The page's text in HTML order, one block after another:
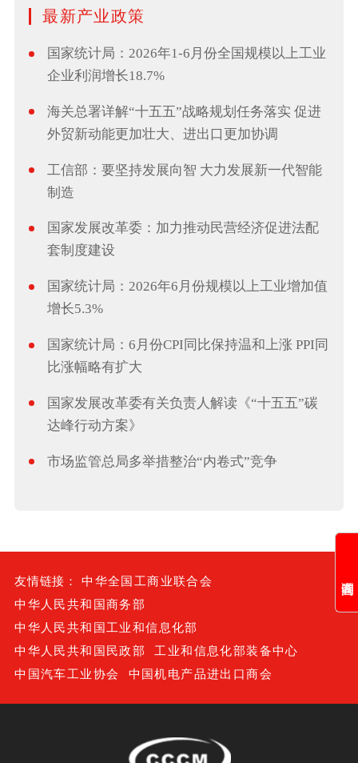
最新产业政策
国家统计局：2026年1-6月份全国规模以上工业
企业利润增长18.7%
海关总署详解“十五五”战略规划任务落实 促进
外贸新动能更加壮大、进出口更加协调
工信部：要坚持发展向智 大力发展新一代智能
制造
国家发展改革委：加力推动民营经济促进法配
套制度建设
国家统计局：2026年6月份规模以上工业增加值
增长5.3%
国家统计局：6月份CPI同比保持温和上涨 PPI同
比涨幅略有扩大
国家发展改革委有关负责人解读《“十五五”碳
达峰行动方案》
市场监管总局多举措整治“内卷式”竞争
友情链接：
中华全国工商业联合会
中华人民共和国商务部
中华人民共和国工业和信息化部
中华人民共和国民政部
工业和信息化部装备中心
中国汽车工业协会
中国机电产品进出口商会